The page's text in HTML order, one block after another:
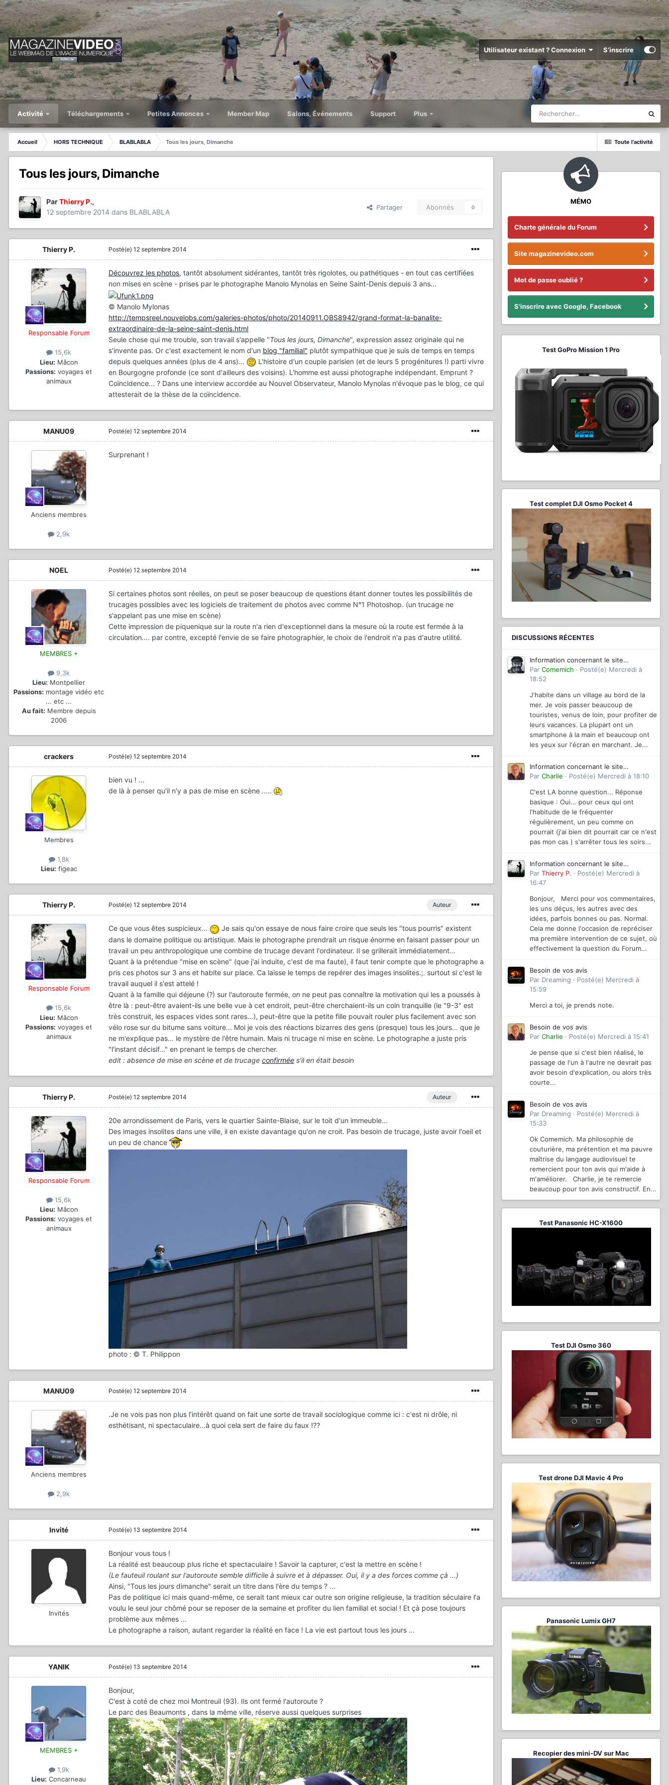
Utilisateur existant ? Connexion S’inscrire
Activité Téléchargements Petites Annonces Member Map Salons, Événements Support Plus
Toute l’activité
Accueil HORS TECHNIQUE BLABLABLA Tous les jours, Dimanche
Tous les jours, Dimanche
ParThierry P.,
12 septembre 2014 dans BLABLABLA
Partager Abonnés 0
Thierry P.
Responsable Forum
15,6k
Lieu: Mâcon
Passions: voyages et
animaux
Posté(e) 12 septembre 2014
Découvrez les photos, tantôt absolument sidérantes, tantôt très rigolotes, ou pathétiques - en tout cas certifiées
non mises en scène - prises par le photographe Manolo Mynolas en Seine Saint-Denis depuis 3 ans...
© Manolo Mylonas
http://tempsreel.nouvelobs.com/galeries-photos/photo/20140911.OBS8942/grand-format-la-banalite-
extraordinaire-de-la-seine-saint-denis.html
Seule chose qui me trouble, son travail s'appelle "Tous les jours, Dimanche", expression assez originale qui ne
s'invente pas. Or c'est exactement le nom d'un blog "familial" plutôt sympathique que je suis de temps en temps
depuis quelques années (plus de 4 ans)...
L'histoire d'un couple parisien (et de leurs 5 progénitures !) parti vivre
en Bourgogne profonde (ce sont d'ailleurs des voisins). L'homme est aussi photographe indépendant. Emprunt ?
Coïncidence... ? Dans une interview accordée au Nouvel Observateur, Manolo Mynolas n'évoque pas le blog, ce qui
attesterait de la thèse de la coïncidence.
MANU09
Anciens membres
2,9k
Posté(e) 12 septembre 2014
Surprenant !
NOEL
MEMBRES +
9,3k
Lieu: Montpellier
Passions: montage vidéo etc
... etc ...
Au fait: Membre depuis
2006
Posté(e) 12 septembre 2014
Si certaines photos sont réelles, on peut se poser beaucoup de questions étant donner toutes les possibilités de
trucages possibles avec les logiciels de traitement de photos avec comme N°1 Photoshop. (un trucage ne
s'appelant pas une mise en scène)
Cette impression de piquenique sur la route n'a rien d'exceptionnel dans la mesure où la route est fermée à la
circulation.... par contre, excepté l'envie de se faire photographier, le choix de l'endroit n'a pas d'autre utilité.
crackers
Membres
1,8k
Lieu: figeac
Posté(e) 12 septembre 2014
bien vu ! ...
de là à penser qu'il n'y a pas de mise en scène .....
Thierry P.
Responsable Forum
15,6k
Lieu: Mâcon
Passions: voyages et
animaux
Auteur
Posté(e) 12 septembre 2014
Ce que vous êtes suspicieux...
Je sais qu'on essaye de nous faire croire que seuls les "tous pourris" existent
dans le domaine politique ou artistique. Mais le photographe prendrait un risque énorme en faisant passer pour un
travail un peu anthropologique une combine de trucage devant l'ordinateur. Il se grillerait immédiatement...
Quant à la prétendue "mise en scène" (que j'ai induite, c'est de ma faute), il faut tenir compte que le photographe a
pris ces photos sur 3 ans et habite sur place. Ca laisse le temps de repérer des images insolites.;. surtout si c'est le
travail auquel il s'est attelé !
Quant à la famille qui déjeune (?) sur l'autoroute fermée, on ne peut pas connaître la motivation qui les a poussés à
être là : peut-être avaient-ils une belle vue à cet endroit, peut-être cherchaient-ils un coin tranquille (le "9-3" est
très construit, les espaces vides sont rares...), peut-être que la petite fille pouvait rouler plus facilement avec son
vélo rose sur du bitume sans voiture... Moi je vois des réactions bizarres des gens (presque) tous les jours... que je
ne m'explique pas... le mystère de l'être humain. Mais ni trucage ni mise en scène. Le photographe a juste pris
"l'instant décisif..." en prenant le temps de chercher.
edit : absence de mise en scène et de trucage confirmée s'il en était besoin
Thierry P.
Responsable Forum
15,6k
Lieu: Mâcon
Passions: voyages et
animaux
Auteur
Posté(e) 12 septembre 2014
20e arrondissement de Paris, vers le quartier Sainte-Blaise, sur le toit d'un immeuble...
Des images insolites dans une ville, il en existe davantage qu'on ne croit. Pas besoin de trucage, juste avoir l'oeil et
un peu de chance
photo : © T. Philippon
MANU09
Anciens membres
2,9k
Posté(e) 12 septembre 2014
.Je ne vois pas non plus l’intérêt quand on fait une sorte de travail sociologique comme ici : c'est ni drôle, ni
esthétisant, ni spectaculaire...à quoi cela sert de faire du faux !??
Invité
Invités
Posté(e) 13 septembre 2014
Bonjour vous tous !
La réalité est beaucoup plus riche et spectaculaire ! Savoir la capturer, c'est la mettre en scène !
(Le fauteuil roulant sur l'autoroute semble difficile à suivre et à dépasser. Oui, il y a des forces comme çà ...)
Ainsi, "Tous les jours dimanche" serait un titre dans l'ère du temps ? ...
Pas de politique ici mais quand-même, ce serait tant mieux car outre son origine religieuse, la tradition séculaire l'a
voulu le seul jour chômé pour se reposer de la semaine et profiter du lien familial et social ! Et çà pose toujours
problème aux mêmes ...
Le photographe a raison, autant regarder la réalité en face ! La vie est partout tous les jours ...
YANIK
MEMBRES +
1,9k
Lieu: Concarneau
Posté(e) 13 septembre 2014
Bonjour,
C'est à coté de chez moi Montreuil (93). Ils ont fermé l'autoroute ?
Le parc des Beaumonts , dans la même ville, réserve aussi quelques surprises
MÉMO
Charte générale du Forum
Site magazinevideo.com
Mot de passe oublié ?
S'inscrire avec Google, Facebook
Test GoPro Mission 1 Pro
Test complet DJI Osmo Pocket 4
DISCUSSIONS RÉCENTES
Information concernant le site
magazinevideo
Par Comemich · Posté(e) Mercredi à
18:52
J'habite dans un village au bord de la
mer. Je vois passer beaucoup de
touristes, venus de loin, pour profiter de
leurs vacances. La plupart ont un
smartphone à la main et beaucoup ont
les yeux sur l'écran en marchant. Je...
Information concernant le site
magazinevideo
Par Charlie · Posté(e) Mercredi à 18:10
C'est LA bonne question... Réponse
basique : Oui... pour ceux qui ont
l'habitude de le fréquenter
régulièrement, un peu comme on
pourrait (j'ai bien dit pourrait car ce n'est
pas mon cas ) s'arrêter tous les soirs...
Information concernant le site
magazinevideo
Par Thierry P. · Posté(e) Mercredi à
16:47
Bonjour, Merci pour vos commentaires,
les uns déçus, les autres avec des
idées, parfois bonnes ou pas. Normal.
Cela me donne l'occasion de repréciser
ma première intervention de ce sujet, où
effectivement la question du Forum...
Besoin de vos avis
Par Dreaming · Posté(e) Mercredi à
15:59
Merci a toi, je prends note.
Besoin de vos avis
Par Charlie · Posté(e) Mercredi à 15:41
Je pense que si c'est bien réalisé, le
passage de l'un à l'autre ne devrait pas
avoir besoin d'explication, ou alors très
courte...
Besoin de vos avis
Par Dreaming · Posté(e) Mercredi à
15:33
Ok Comemich. Ma philosophie de
couturière, ma prétention et ma pauvre
maîtrise du langage audiovisuel te
remercient pour ton avis qui m'aide à
m'améliorer. Charlie, je te remercie
beaucoup pour ton avis constructif. En...
Test Panasonic HC-X1600
Test DJI Osmo 360
Test drone DJI Mavic 4 Pro
Panasonic Lumix GH7
Recopier des mini-DV sur Mac